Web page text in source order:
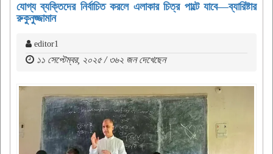
যোগ্য ব্যক্তিদের নির্বাচিত করলে এলাকার চিত্র পাল্টে যাবে—ব্যারিষ্টার
রুকুনুজ্জামান
editor1
১১ সেপ্টেম্বর, ২০২৫ / ৩৬২ জন দেখেছেন